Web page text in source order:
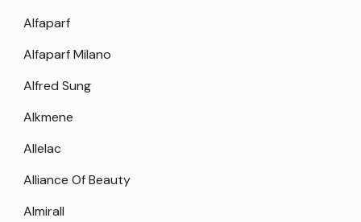
Alfaparf
Alfaparf Milano
Alfred Sung
Alkmene
Allelac
Alliance Of Beauty
Almirall